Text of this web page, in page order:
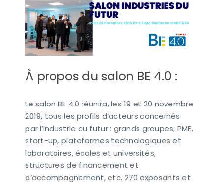
À propos du salon BE 4.0 :
Le salon BE 4.0 réunira, les 19 et 20 novembre
2019, tous les profils d’acteurs concernés
par l’industrie du futur : grands groupes, PME,
start-up, plateformes technologiques et
laboratoires, écoles et universités,
structures de financement et
d’accompagnement, etc. 270 exposants et